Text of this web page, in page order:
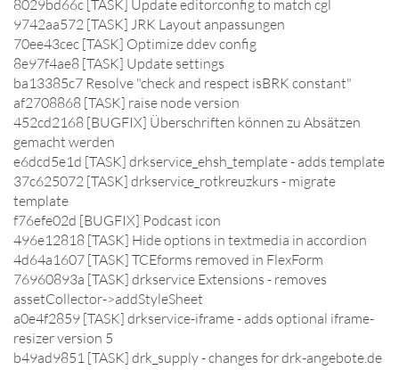
8029bd66c [TASK] Update editorconfig to match cgl
9742aa572 [TASK] JRK Layout anpassungen
70ee43cec [TASK] Optimize ddev config
8e97f4ae8 [TASK] Update settings
ba13385c7 Resolve "check and respect isBRK constant"
af2708868 [TASK] raise node version
452cd2168 [BUGFIX] Überschriften können zu Absätzen
gemacht werden
e6dcd5e1d [TASK] drkservice_ehsh_template - adds template
37c625072 [TASK] drkservice_rotkreuzkurs - migrate
template
f76efe02d [BUGFIX] Podcast icon
496e12818 [TASK] Hide options in textmedia in accordion
4d64a1607 [TASK] TCEforms removed in FlexForm
76960893a [TASK] drkservice Extensions - removes
assetCollector->addStyleSheet
a0e4f2859 [TASK] drkservice-iframe - adds optional iframe-
resizer version 5
b49ad9851 [TASK] drk_supply - changes for drk-angebote.de